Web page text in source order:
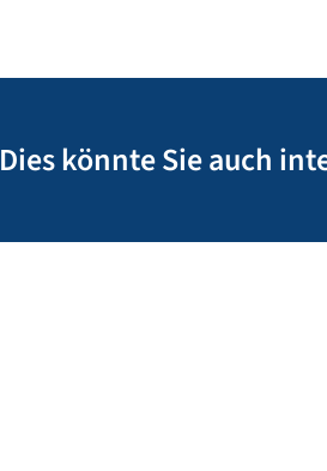
Dies könnte Sie auch